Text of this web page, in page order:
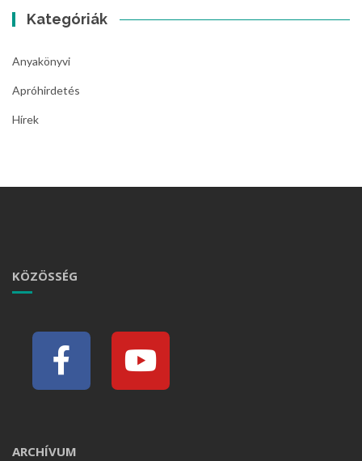
Kategóriák
Anyakönyvi
Apróhirdetés
Hírek
KÖZÖSSÉG
ARCHÍVUM